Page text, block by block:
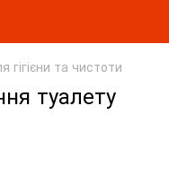
гігієни та чистоти
туалету